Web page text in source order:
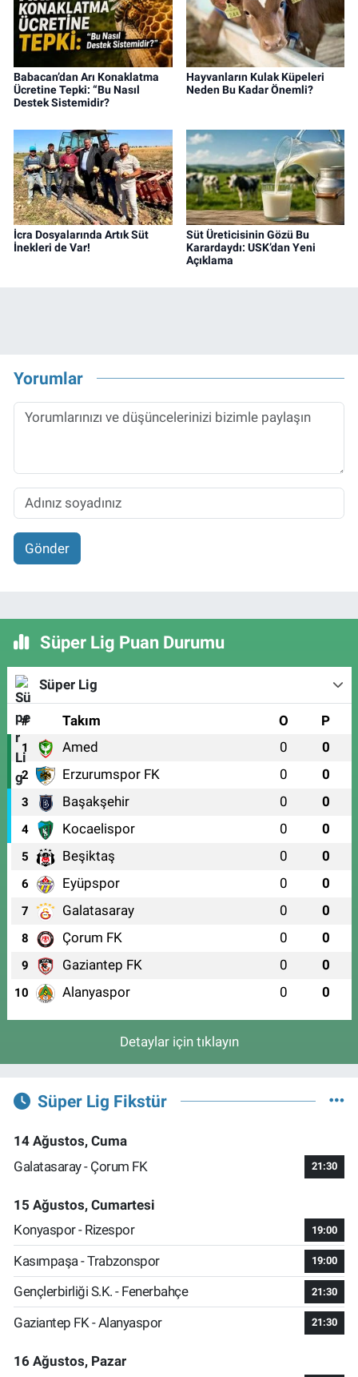
Babacan’dan Arı Konaklatma
Ücretine Tepki: “Bu Nasıl
Destek Sistemidir?
Hayvanların Kulak Küpeleri
Neden Bu Kadar Önemli?
İcra Dosyalarında Artık Süt
İnekleri de Var!
Süt Üreticisinin Gözü Bu
Karardaydı: USK’dan Yeni
Açıklama
Yorumlar
Gönder
Süper Lig Puan Durumu
Süper Lig
# Takım O P
1 Amed 0 0
2 Erzurumspor FK 0 0
3 Başakşehir 0 0
4 Kocaelispor 0 0
5 Beşiktaş 0 0
6 Eyüpspor 0 0
7 Galatasaray 0 0
8 Çorum FK 0 0
9 Gaziantep FK 0 0
10 Alanyaspor 0 0
Detaylar için tıklayın
Süper Lig Fikstür
14 Ağustos, Cuma
Galatasaray - Çorum FK
21:30
15 Ağustos, Cumartesi
Konyaspor - Rizespor
19:00
Kasımpaşa - Trabzonspor 19:00
Gençlerbirliği S.K. - Fenerbahçe 21:30
Gaziantep FK - Alanyaspor 21:30
16 Ağustos, Pazar